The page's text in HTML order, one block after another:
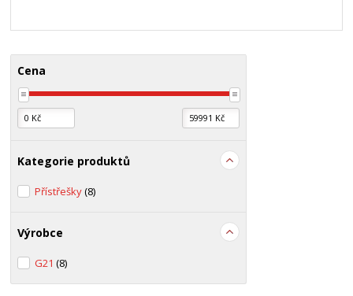
Cena
Kategorie produktů
Přístřešky(8)
Výrobce
G21(8)